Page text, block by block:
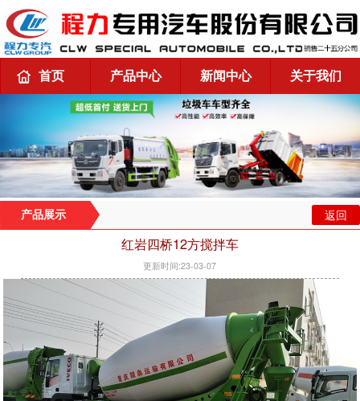
首页 产品中心 新闻中心 关于我们
产品展示 返回
红岩四桥12方搅拌车
更新时间:23-03-07